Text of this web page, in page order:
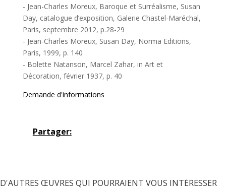
- Jean-Charles Moreux, Baroque et Surréalisme, Susan
Day, catalogue d’exposition, Galerie Chastel-Maréchal,
Paris, septembre 2012, p.28-29
- Jean-Charles Moreux, Susan Day, Norma Editions,
Paris, 1999, p. 140
- Bolette Natanson, Marcel Zahar, in Art et
Décoration, février 1937, p. 40
Demande d'informations
Partager:
D'AUTRES ŒUVRES QUI POURRAIENT VOUS INTÉRESSER